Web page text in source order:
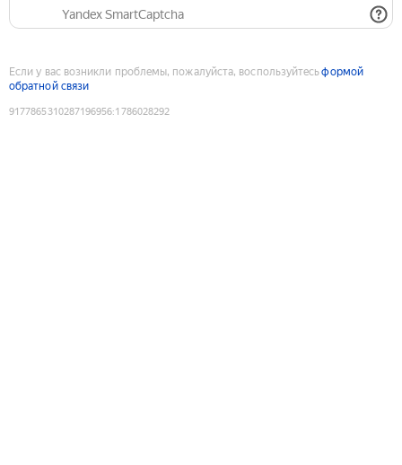
Yandex SmartCaptcha
Если у вас возникли проблемы, пожалуйста, воспользуйтесьформой
обратной связи
9177865310287196956:1786028292